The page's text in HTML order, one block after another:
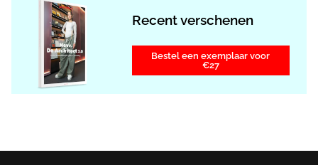
Recent verschenen
Bestel een exemplaar voor
€27